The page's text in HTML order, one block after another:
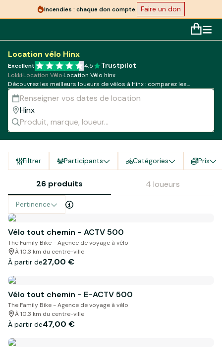
Incendies : chaque don compte. Faire un don
Location vélo Hinx
Excellent 4,5 Trustpilot
Lokki·Location Vélo·Location Vélo hinx
Découvrez les meilleurs loueurs de vélos à Hinx : comparez les
modèles, tarifs et disponibilités !
Filtrer Participants Catégories Prix
26 produits 4 loueurs
Pertinence
Vélo tout chemin - ACTV 500
The Family Bike - Agence de voyage à vélo
À 10,3 km du centre-ville
À partir de27,00 €
Vélo tout chemin - E-ACTV 500
The Family Bike - Agence de voyage à vélo
À 10,3 km du centre-ville
À partir de47,00 €